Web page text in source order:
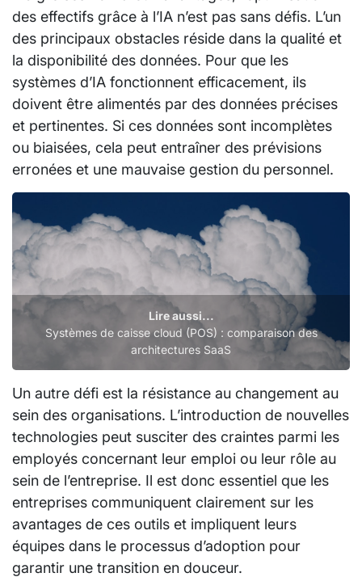
des effectifs grâce à l’IA n’est pas sans défis. L’un
des principaux obstacles réside dans la qualité et
la disponibilité des données. Pour que les
systèmes d’IA fonctionnent efficacement, ils
doivent être alimentés par des données précises
et pertinentes. Si ces données sont incomplètes
ou biaisées, cela peut entraîner des prévisions
erronées et une mauvaise gestion du personnel.
Lire aussi...
Systèmes de caisse cloud (POS) : comparaison des
architectures SaaS
Un autre défi est la résistance au changement au
sein des organisations. L’introduction de nouvelles
technologies peut susciter des craintes parmi les
employés concernant leur emploi ou leur rôle au
sein de l’entreprise. Il est donc essentiel que les
entreprises communiquent clairement sur les
avantages de ces outils et impliquent leurs
équipes dans le processus d’adoption pour
garantir une transition en douceur.